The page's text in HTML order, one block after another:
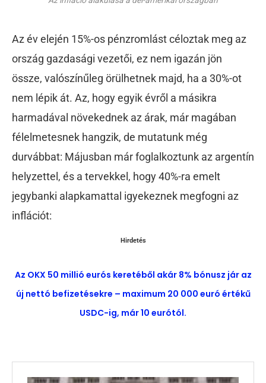
Az év elején 15%-os pénzromlást céloztak meg az
ország gazdasági vezetői, ez nem igazán jön
össze, valószínűleg örülhetnek majd, ha a 30%-ot
nem lépik át. Az, hogy egyik évről a másikra
harmadával növekednek az árak, már magában
félelmetesnek hangzik, de mutatunk még
durvábbat: Májusban már foglalkoztunk az argentín
helyzettel, és a tervekkel, hogy 40%-ra emelt
jegybanki alapkamattal igyekeznek megfogni az
inflációt:
Hirdetés
Az OKX 50 millió eurós keretéből akár 8% bónusz jár az
új nettó befizetésekre – maximum 20 000 euró értékű
USDC-ig, már 10 eurótól.